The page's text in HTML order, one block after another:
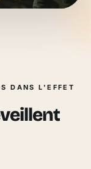
DANS L'EFFET